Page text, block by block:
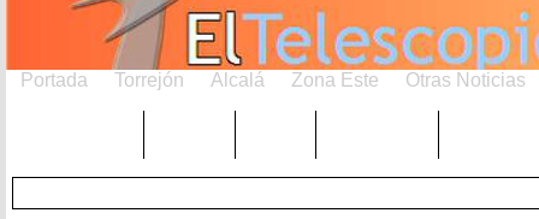
Portada Torrejón Alcalá Zona Este Otras Noticias